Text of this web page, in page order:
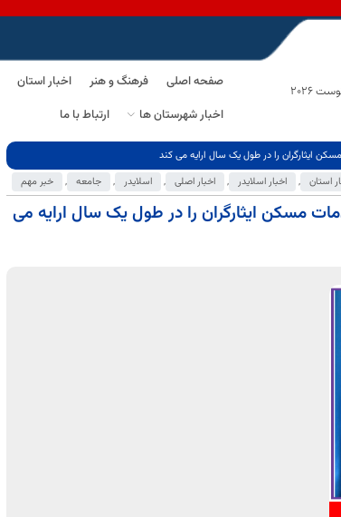
صفحه اصلی فرهنگ و هنر اخبار استان
اخبار شهرستان ها
ارتباط با ما
ایثارگران را در طول یک سال ارایه می کند
استان , اخبار اسلایدر , اخبار اصلی , اسلایدر , جامعه , خبر مهم
مسکن ایثارگران را در طول یک سال ارایه می